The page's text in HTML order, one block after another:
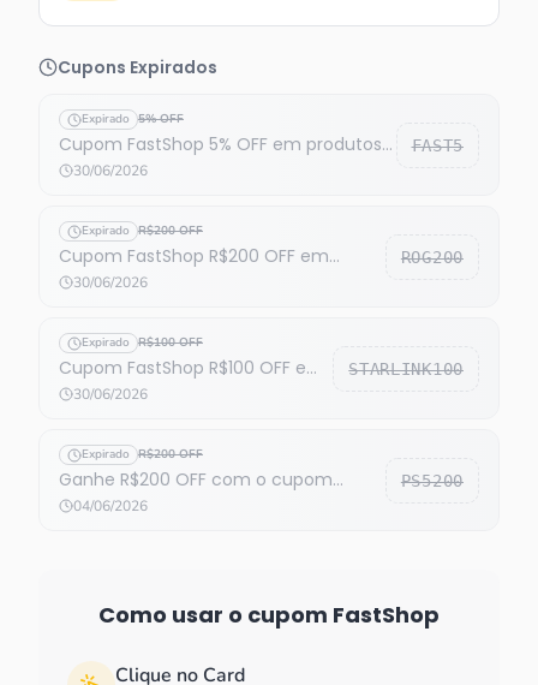
Cupons Expirados
Expirado 5% OFF
Cupom FastShop 5% OFF em produtos
selecionados no link
30/06/2026
FAST5
Expirado R$200 OFF
Cupom FastShop R$200 OFF em
produtos Asus selecionados
30/06/2026
ROG200
Expirado R$100 OFF
Cupom FastShop R$100 OFF em
todo o site
30/06/2026
STARLINK100
Expirado R$200 OFF
Ganhe R$200 OFF com o cupom
FastShop
04/06/2026
PS5200
Como usar o cupom FastShop
Clique no Card